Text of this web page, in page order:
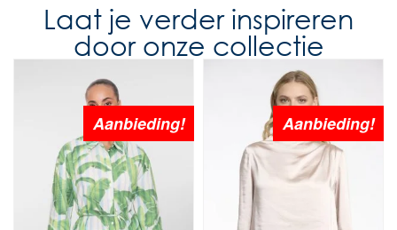
Laat je verder inspireren
door onze collectie
Aanbieding! Aanbieding!